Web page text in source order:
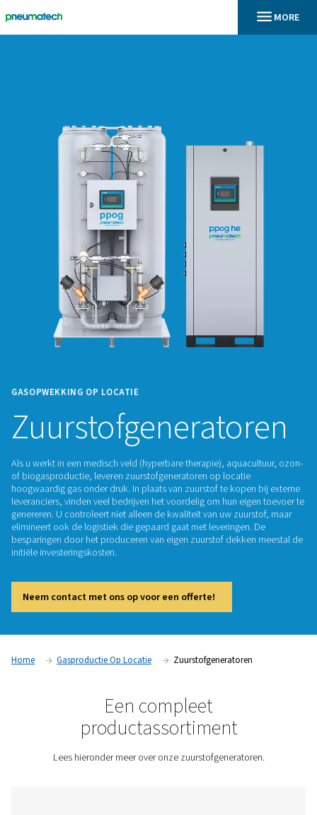
GASOPWEKKING OP LOCATIE
Als u werkt in een medisch veld (hyperbare therapie),
of biogasproductie, leveren zuurstofgeneratoren op locatie
hoogwaardig gas onder druk. In plaats van zuurstof te
elimineert ook de logistiek die gepaard gaat met